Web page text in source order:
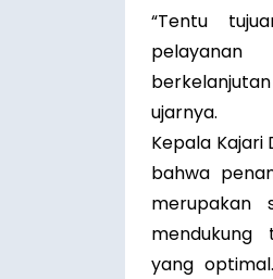
“Tentu
ujarnya.
Kepala Kajari
bahwa
merupakan
mendukung
yang